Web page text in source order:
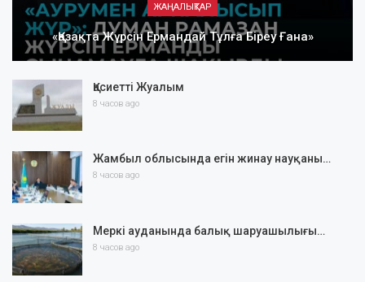
ЖАҢАЛЫҚТАР
«Қазақта Жүрсін Ермандай Тұлға Біреу Ғана»
Қасиетті Жуалым
8 часов ago
Жамбыл облысында егін жинау науқаны…
8 часов ago
Меркі ауданында балық шаруашылығы…
8 часов ago